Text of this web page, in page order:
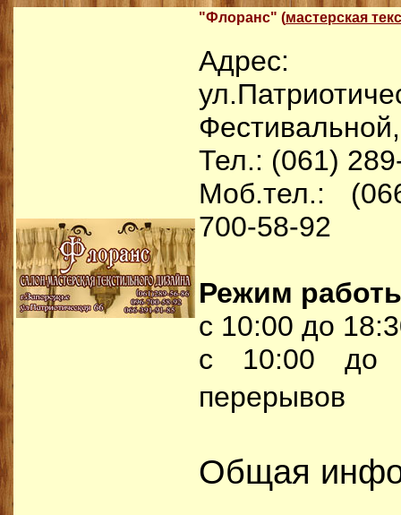
"Флоранс" (мастерская
Адрес:
Тел.: (061)
Моб.тел.:
700-58-92
Режим
с 10:00 до
с 10:00 до
перерывов
Общая